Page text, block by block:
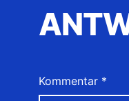
Kommentar *